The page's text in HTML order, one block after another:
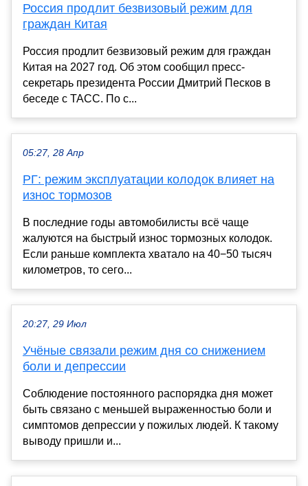
Россия продлит безвизовый режим для
граждан Китая
Россия продлит безвизовый режим для граждан
Китая на 2027 год. Об этом сообщил пресс-
секретарь президента России Дмитрий Песков в
беседе с ТАСС. По с...
05:27, 28 Апр
РГ: режим эксплуатации колодок влияет на
износ тормозов
В последние годы автомобилисты всё чаще
жалуются на быстрый износ тормозных колодок.
Если раньше комплекта хватало на 40−50 тысяч
километров, то сего...
20:27, 29 Июл
Учёные связали режим дня со снижением
боли и депрессии
Соблюдение постоянного распорядка дня может
быть связано с меньшей выраженностью боли и
симптомов депрессии у пожилых людей. К такому
выводу пришли и...